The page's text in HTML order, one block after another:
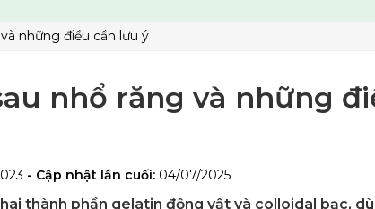
những điều cần lưu ý
nhổ răng và những
- Cập nhật lần cuối: 04/07/2025
thành phần gelatin động vật và colloidal bạc,